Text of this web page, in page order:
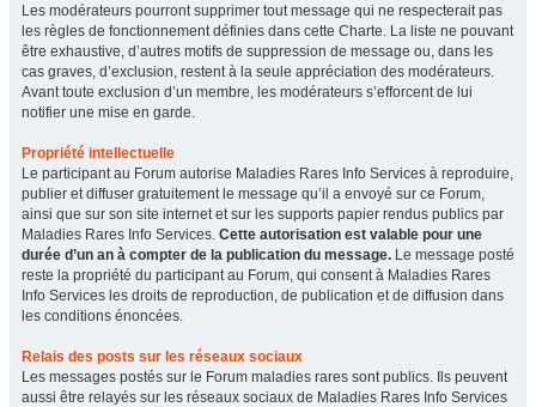
Les modérateurs pourront supprimer tout message qui ne respecterait pas
les règles de fonctionnement définies dans cette Charte. La liste ne pouvant
être exhaustive, d’autres motifs de suppression de message ou, dans les
cas graves, d’exclusion, restent à la seule appréciation des modérateurs.
Avant toute exclusion d’un membre, les modérateurs s’efforcent de lui
notifier une mise en garde.
Propriété intellectuelle
Le participant au Forum autorise Maladies Rares Info Services à reproduire,
publier et diffuser gratuitement le message qu’il a envoyé sur ce Forum,
ainsi que sur son site internet et sur les supports papier rendus publics par
Maladies Rares Info Services. Cette autorisation est valable pour une
durée d’un an à compter de la publication du message. Le message posté
reste la propriété du participant au Forum, qui consent à Maladies Rares
Info Services les droits de reproduction, de publication et de diffusion dans
les conditions énoncées.
Relais des posts sur les réseaux sociaux
Les messages postés sur le Forum maladies rares sont publics. Ils peuvent
aussi être relayés sur les réseaux sociaux de Maladies Rares Info Services